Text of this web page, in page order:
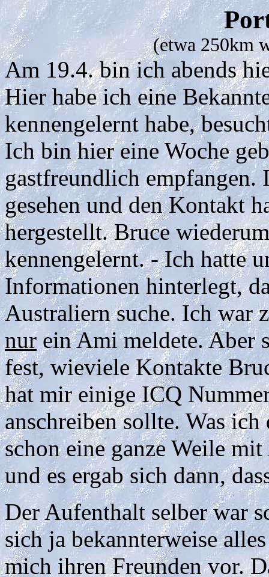
(etwa 250km
Am 19.4. bin ich abends
Hier habe ich eine
kennengelernt habe,
Ich bin hier eine Woche
gastfreundlich empfangen.
gesehen und den Kontakt
hergestellt. Bruce
kennengelernt. - Ich hatte
Informationen hinterlegt,
Australiern suche. Ich war
nurein Ami meldete. Aber
fest, wieviele Kontakte
hat mir einige ICQ
anschreiben sollte. Was
schon eine ganze Weile
und es ergab sich dann,
Der Aufenthalt selber war
sich ja bekannterweise
mich ihren Freunden vor.